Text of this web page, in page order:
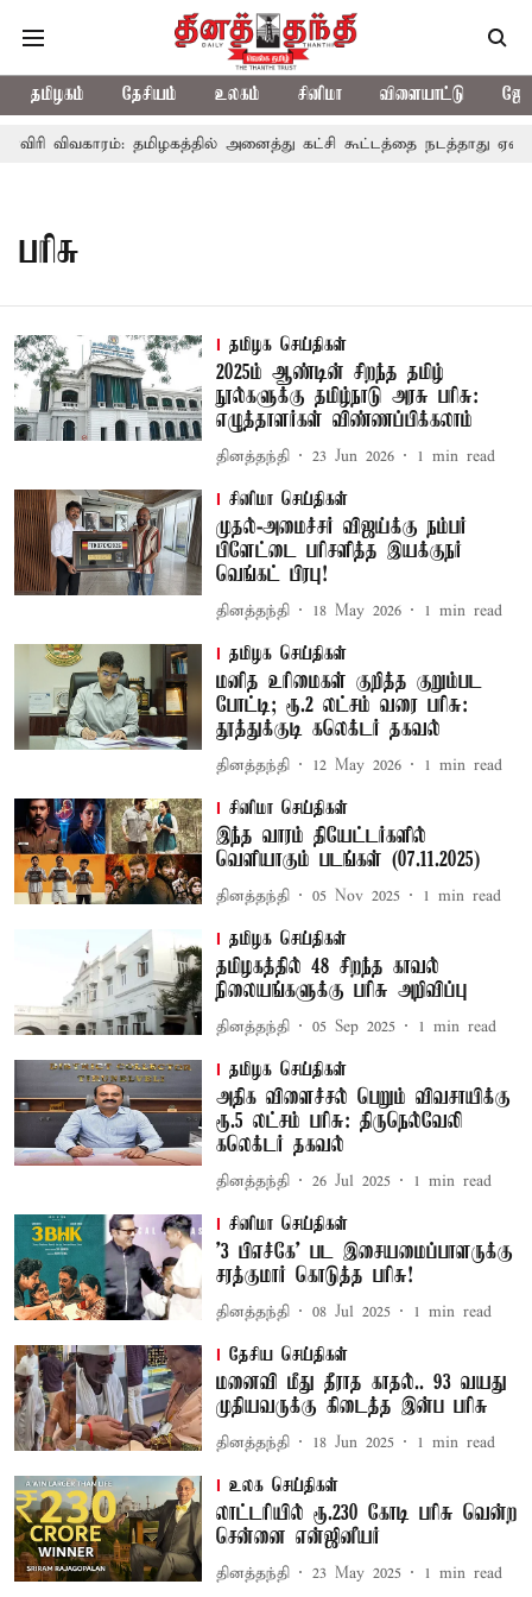
தமிழகம் தேசியம் உலகம் சினிமா விளையாட்டு
விவகாரம்: தமிழகத்தில் அனைத்து கட்சி கூட்டத்தை நடத்தாது ஏன்?
பரிசு
தமிழக செய்திகள்
2025ம் ஆண்டின் சிறந்த தமிழ்
நூல்களுக்கு தமிழ்நாடு அரசு பரிசு:
எழுத்தாளர்கள் விண்ணப்பிக்கலாம்
தினத்தந்தி 23 Jun 2026 1 min read
சினிமா செய்திகள்
முதல்-அமைச்சர் விஜய்க்கு நம்பர்
பிளேட்டை பரிசளித்த இயக்குநர்
வெங்கட் பிரபு!
தினத்தந்தி 18 May 2026 1 min read
தமிழக செய்திகள்
மனித உரிமைகள் குறித்த குறும்பட
போட்டி; ரூ.2 லட்சம் வரை பரிசு:
தூத்துக்குடி கலெக்டர் தகவல்
தினத்தந்தி 12 May 2026 1 min read
சினிமா செய்திகள்
இந்த வாரம் தியேட்டர்களில்
வெளியாகும் படங்கள் (07.11.2025)
தினத்தந்தி 05 Nov 2025 1 min read
தமிழக செய்திகள்
தமிழகத்தில் 48 சிறந்த காவல்
நிலையங்களுக்கு பரிசு அறிவிப்பு
தினத்தந்தி 05 Sep 2025 1 min read
தமிழக செய்திகள்
அதிக விளைச்சல் பெறும் விவசாயிக்கு
ரூ.5 லட்சம் பரிசு: திருநெல்வேலி
கலெக்டர் தகவல்
தினத்தந்தி 26 Jul 2025 1 min read
சினிமா செய்திகள்
'3 பிஎச்கே' பட இசையமைப்பாளருக்கு
சரத்குமார் கொடுத்த பரிசு!
தினத்தந்தி 08 Jul 2025 1 min read
தேசிய செய்திகள்
மனைவி மீது தீராத காதல்.. 93 வயது
முதியவருக்கு கிடைத்த இன்ப பரிசு
தினத்தந்தி 18 Jun 2025 1 min read
உலக செய்திகள்
லாட்டரியில் ரூ.230 கோடி பரிசு வென்ற
சென்னை என்ஜினீயர்
தினத்தந்தி 23 May 2025 1 min read